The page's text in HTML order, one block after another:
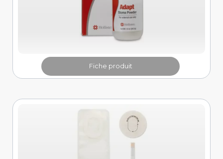
Fiche produit